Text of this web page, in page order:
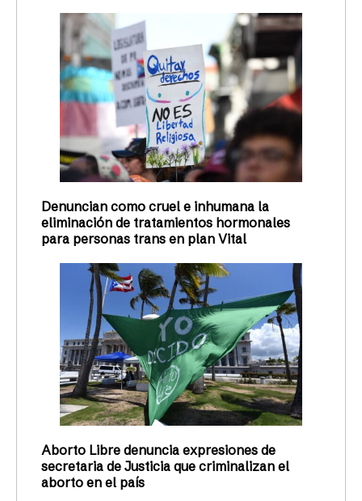
Denuncian como cruel e inhumana la
eliminación de tratamientos hormonales
para personas trans en plan Vital
Aborto Libre denuncia expresiones de
secretaria de Justicia que criminalizan el
aborto en el país